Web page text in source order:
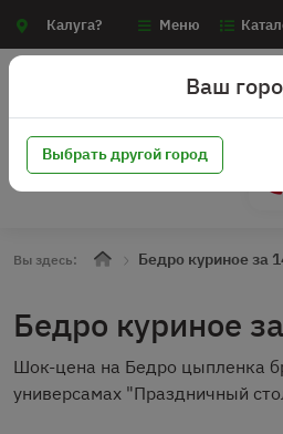
Калуга? Меню
Вы здесь: Бедро куриное за
Бедро куриное
Шок-цена на Бедро цыпленка
универсамах "Праздничный
Ваш
Выбрать другой город